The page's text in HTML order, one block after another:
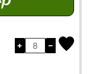
–
+